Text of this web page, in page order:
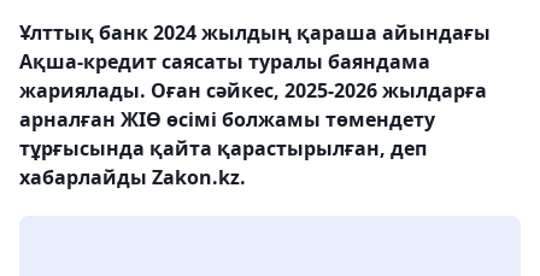
Ұлттық банк 2024 жылдың қараша айындағы
Ақша-кредит саясаты туралы баяндама
жариялады. Оған сәйкес, 2025-2026 жылдарға
арналған ЖІӨ өсімі болжамы төмендету
тұрғысында қайта қарастырылған, деп
хабарлайды Zakon.kz.